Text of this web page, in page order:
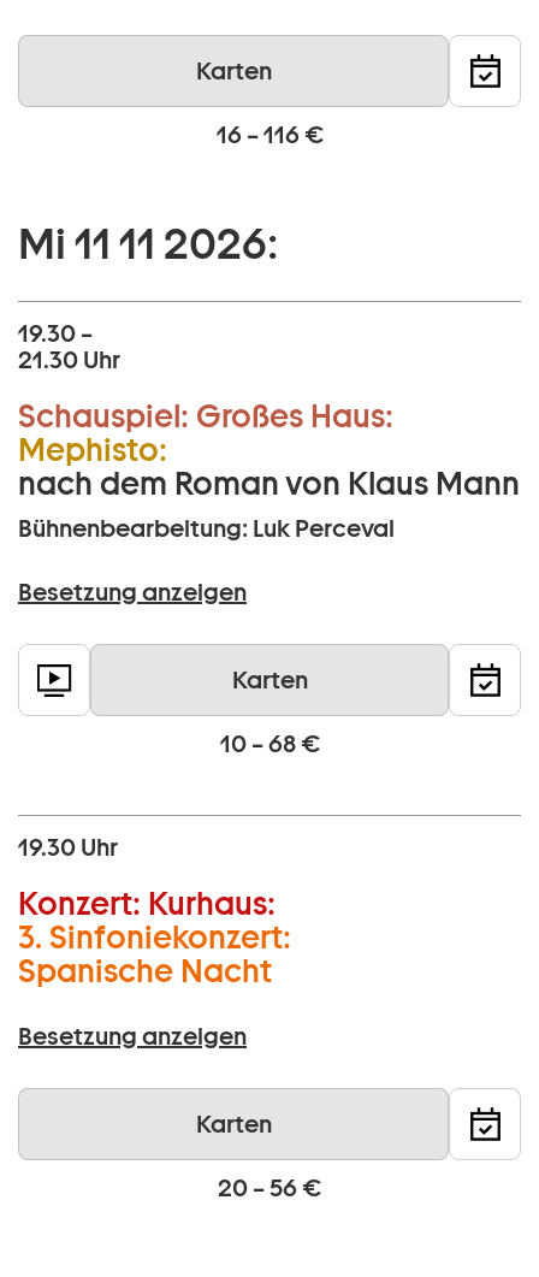
Karten
16 – 116 €
Mi 11 11 2026:
19.30 –
21.30 Uhr
Schauspiel: Großes Haus:
Mephisto:
nach dem Roman von Klaus Mann
Bühnenbearbeitung: Luk Perceval
Besetzung anzeigen
Karten
10 – 68 €
19.30 Uhr
Konzert: Kurhaus:
3. Sinfoniekonzert:
Spanische Nacht
Besetzung anzeigen
Karten
20 – 56 €